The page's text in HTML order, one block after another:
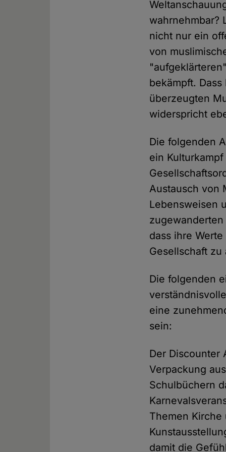
wahrnehmbar?
nicht nur ein
von
bekämpft.
überzeugten
widerspricht
Die folgenden
ein
Austausch von
Lebensweisen
dass ihre
Gesellschaft zu
Die folgenden
eine
sein:
Der Discounter
Verpackung
Schulbüchern
Themen Kirche
damit die